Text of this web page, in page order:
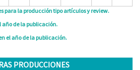
para la producción tipo artículos y review.
año de la publicación.
el año de la publicación.
PRODUCCIONES